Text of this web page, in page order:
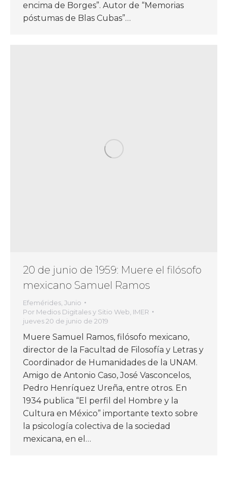
encima de Borges”. Autor de “Memorias
póstumas de Blas Cubas”…
20 de junio de 1959: Muere el filósofo
mexicano Samuel Ramos
Efemérides Junio
Por Medios Digitales y Sitio Web, IMER
jueves 20 de junio de 2019
Muere Samuel Ramos, filósofo mexicano,
director de la Facultad de Filosofía y Letras y
Coordinador de Humanidades de la UNAM.
Amigo de Antonio Caso, José Vasconcelos,
Pedro Henríquez Ureña, entre otros. En
1934 publica “El perfil del Hombre y la
Cultura en México” importante texto sobre
la psicología colectiva de la sociedad
mexicana, en el…